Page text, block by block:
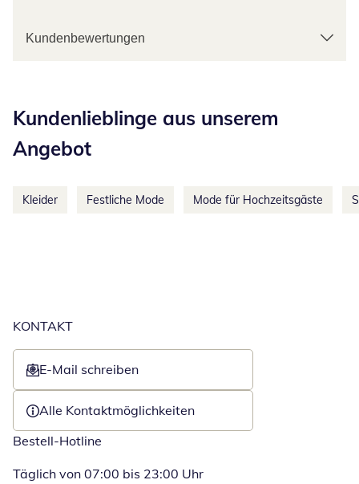
Kundenbewertungen
Kundenlieblinge aus unserem
Angebot
Kleider Festliche Mode Mode für Hochzeitsgäste
KONTAKT
E-Mail schreiben
Öffnet E-Mail-Client
Alle Kontaktmöglichkeiten
Bestell-Hotline
Täglich von 07:00 bis 23:00 Uhr